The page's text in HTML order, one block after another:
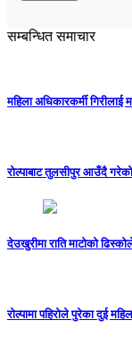
सम्बन्धित समाचार
महिला अधिकारकर्मी गिरीलाई
रोल्पाबाट तुलसीपुर आउँदै गरेको
देउखुरीमा राति माटोको
रोल्पामा पहिरोले पुरेका दुई